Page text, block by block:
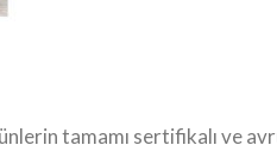
tamamı sertifikalı ve